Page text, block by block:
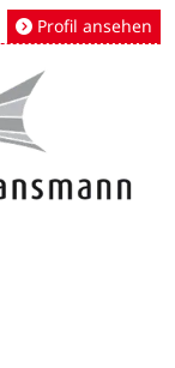
Profil ansehen